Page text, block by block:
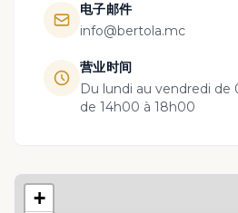
电子邮件
info@bertola.mc
营业时间
Du lundi au vendredi de
de 14h00 à 18h00
+